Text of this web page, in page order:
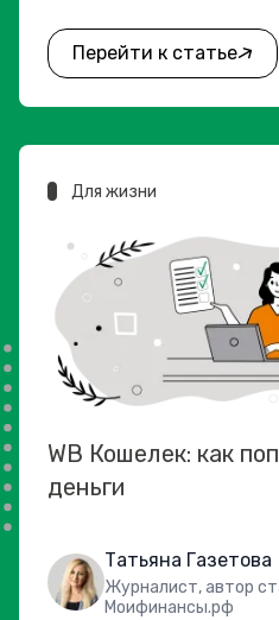
Перейти к статье
Для жизни
WB Кошелек: как
деньги
Татьяна Газетова
Журналист, автор
Моифинансы.рф